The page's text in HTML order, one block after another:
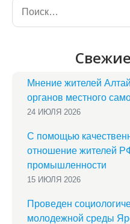
Мнение жителей
органов местного
24 ИЮЛЯ 2026
С помощью
отношение жителей
промышленности
15 ИЮЛЯ 2026
Проведен
молодежной среды